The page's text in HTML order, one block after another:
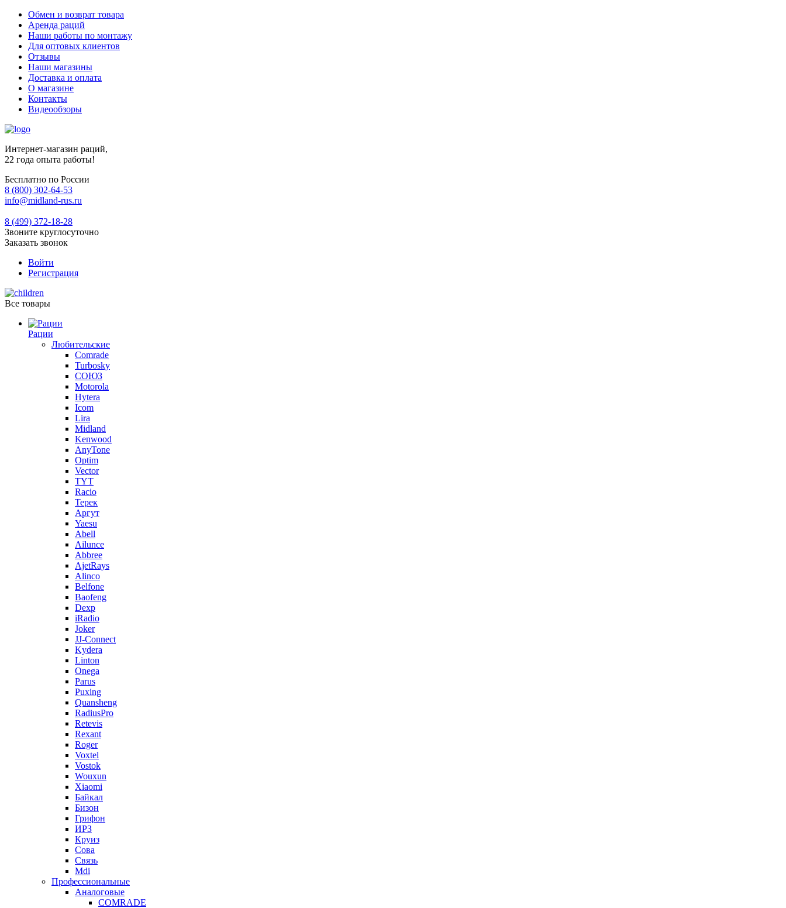
Обмен и возврат товара
Аренда раций
Наши работы по монтажу
Для оптовых клиентов
Отзывы
Наши магазины
Доставка и оплата
О магазине
Контакты
Видеообзоры
Интернет-магазин раций,
22 года опыта работы!
Бесплатно по России
8 (800) 302-64-53
info@midland-rus.ru
8 (499) 372-18-28
Звоните круглосуточно
Заказать звонок
Войти
Регистрация
Все товары
Рации
Любительские
Comrade
Turbosky
СОЮЗ
Motorola
Hytera
Icom
Lira
Midland
Kenwood
AnyTone
Optim
Vector
TYT
Racio
Терек
Аргут
Yaesu
Abell
Ailunce
Abbree
AjetRays
Alinco
Belfone
Baofeng
Dexp
iRadio
Joker
JJ-Connect
Kydera
Linton
Onega
Parus
Puxing
Quansheng
RadiusPro
Retevis
Rexant
Roger
Voxtel
Vostok
Wouxun
Xiaomi
Байкал
Бизон
Грифон
ИРЗ
Круиз
Сова
Связь
Mdi
Профессиональные
Аналоговые
COMRADE